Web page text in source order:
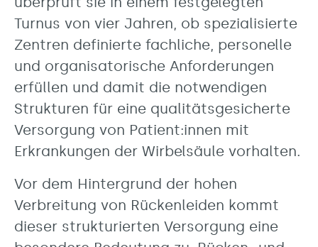
Turnus von vier Jahren, ob spezialisierte
Zentren definierte fachliche, personelle
und organisatorische Anforderungen
erfüllen und damit die notwendigen
Strukturen für eine qualitätsgesicherte
Versorgung von Patient:innen mit
Erkrankungen der Wirbelsäule vorhalten.
Vor dem Hintergrund der hohen
Verbreitung von Rückenleiden kommt
dieser strukturierten Versorgung eine